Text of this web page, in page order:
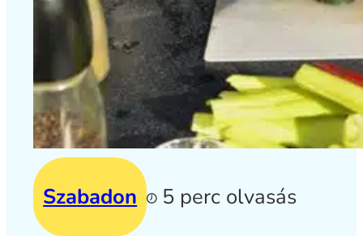
Szabadon 5 perc olvasás